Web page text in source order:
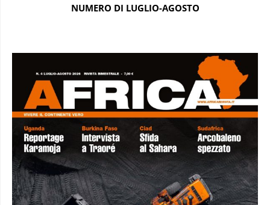
NUMERO DI LUGLIO-AGOSTO